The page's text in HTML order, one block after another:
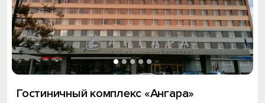
Гостиничный комплекс «Ангара»